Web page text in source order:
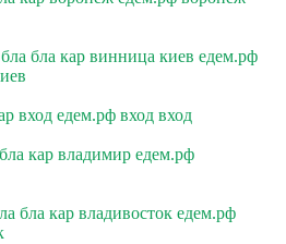
бла кар винница киев едем.рф
вход едем.рф вход вход
кар владимир едем.рф
бла кар владивосток едем.рф